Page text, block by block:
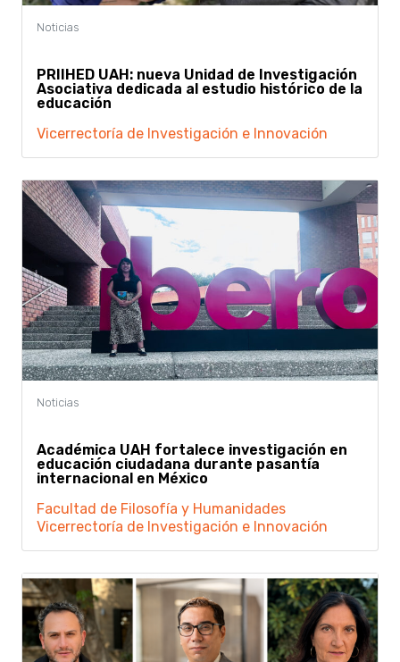
PRIIHED UAH: nueva Unidad de Investigación
Asociativa dedicada al estudio histórico de la
educación
Vicerrectoría de Investigación e Innovación
Académica UAH fortalece investigación en
educación ciudadana durante pasantía
internacional en México
Facultad de Filosofía y Humanidades
Vicerrectoría de Investigación e Innovación